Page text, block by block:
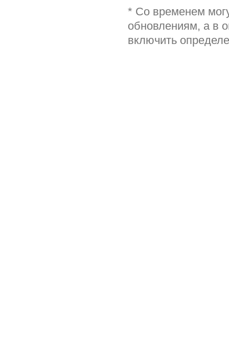
* Со временем
обновлениям, а в
включить